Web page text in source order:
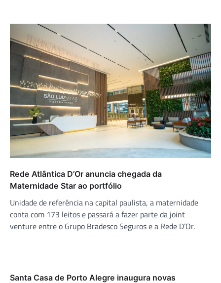
Rede Atlântica D’Or anuncia chegada da
Maternidade Star ao portfólio
Unidade de referência na capital paulista, a maternidade
conta com 173 leitos e passará a fazer parte da joint
venture entre o Grupo Bradesco Seguros e a Rede D’Or.
Santa Casa de Porto Alegre inaugura novas